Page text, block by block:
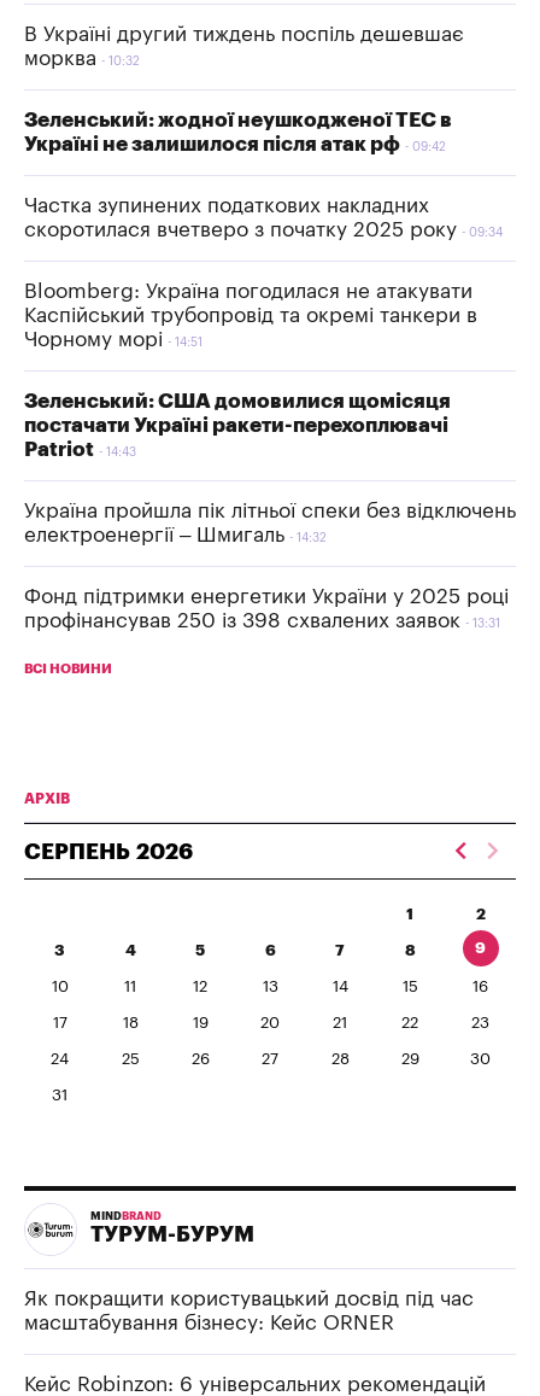
В Україні другий тиждень поспіль дешевшає
морква
10:32
Зеленський: жодної неушкодженої ТЕС в
Україні не залишилося після атак рф
09:42
Частка зупинених податкових накладних
скоротилася вчетверо з початку 2025 року
09:34
Bloomberg: Україна погодилася не атакувати
Каспійський трубопровід та окремі танкери в
Чорному морі
14:51
Зеленський: США домовилися щомісяця
постачати Україні ракети-перехоплювачі
Patriot
14:43
Україна пройшла пік літньої спеки без відключень
електроенергії – Шмигаль
14:32
Фонд підтримки енергетики України у 2025 році
профінансував 250 із 398 схвалених заявок
13:31
ВСІ НОВИНИ
АРХІВ
СЕРПЕНЬ 2026
1 2
3 4 5 6 7 8 9
10 11 12 13 14 15 16
17 18 19 20 21 22 23
24 25 26 27 28 29 30
31
MIND BRAND
ТУРУМ-БУРУМ
Як покращити користувацький досвід під час
масштабування бізнесу: Кейс ORNER
Кейс Robinzon: 6 універсальних рекомендацій